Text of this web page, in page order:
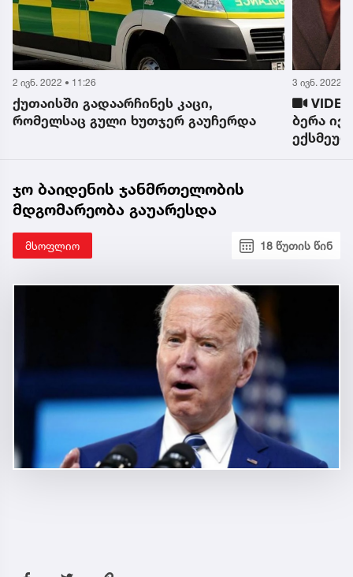
2 ივნ. 2022 • 11:26
ქუთაისში გადაარჩინეს კაცი,
რომელსაც გული ხუთჯერ გაუჩერდა
3 ივნ. 2022 •
ბერა
ჯო ბაიდენის ჯანმრთელობის
მდგომარეობა გაუარესდა
მსოფლიო 18 წუთის წინ